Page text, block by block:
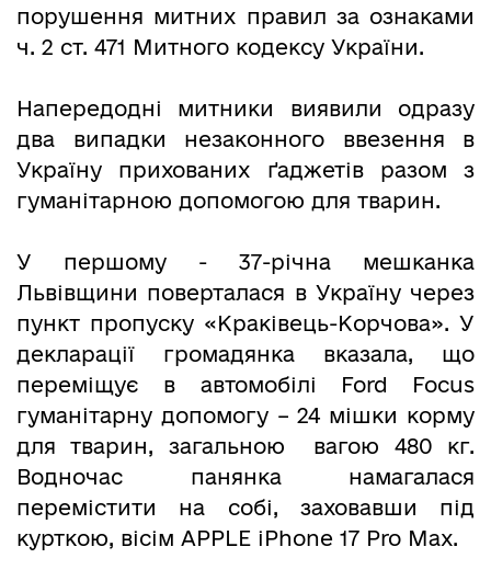
порушення митних правил за ознаками
ч. 2 ст. 471 Митного кодексу України.
Напередодні митники виявили одразу
два випадки незаконного ввезення в
Україну прихованих ґаджетів разом з
гуманітарною допомогою для тварин.
У першому - 37-річна мешканка
Львівщини поверталася в Україну через
пункт пропуску «Краківець-Корчова». У
декларації громадянка вказала, що
переміщує в автомобілі Ford Focus
гуманітарну допомогу – 24 мішки корму
для тварин, загальною вагою 480 кг.
Водночас панянка намагалася
перемістити на собі, заховавши під
курткою, вісім APPLE iPhone 17 Pro Max.